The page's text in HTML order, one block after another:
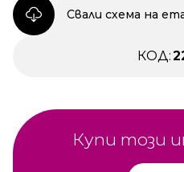
Свали схема на
КОД:
Купи този